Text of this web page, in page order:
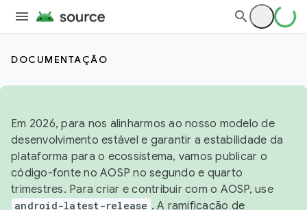
DOCUMENTAÇÃO
Em 2026, para nos alinharmos ao nosso modelo de
desenvolvimento estável e garantir a estabilidade da
plataforma para o ecossistema, vamos publicar o
código-fonte no AOSP no segundo e quarto
trimestres. Para criar e contribuir com o AOSP, use
android-latest-release . A ramificação de